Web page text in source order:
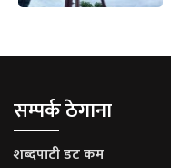
सम्पर्क ठेगाना
शब्दपाटी डट कम